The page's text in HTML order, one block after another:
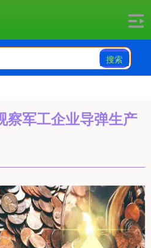
搜索
察军工企业导弹生产